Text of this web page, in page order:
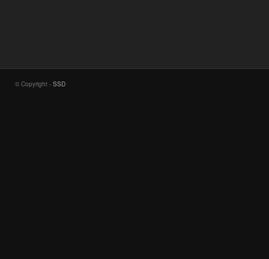
© Copyright - SSD